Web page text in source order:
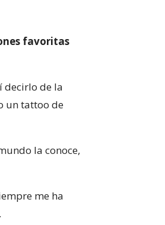
favoritas
decirlo de la
un tattoo de
la conoce,
me ha